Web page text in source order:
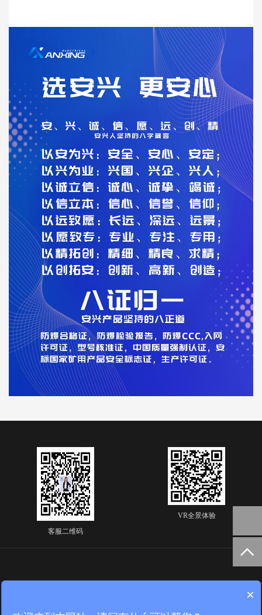
客服二维码
VR全景体验
专业生产 防爆智慧手机工厂|防爆一条龙服务|矿用手机电池设计|防爆CCC一站式认证|
×